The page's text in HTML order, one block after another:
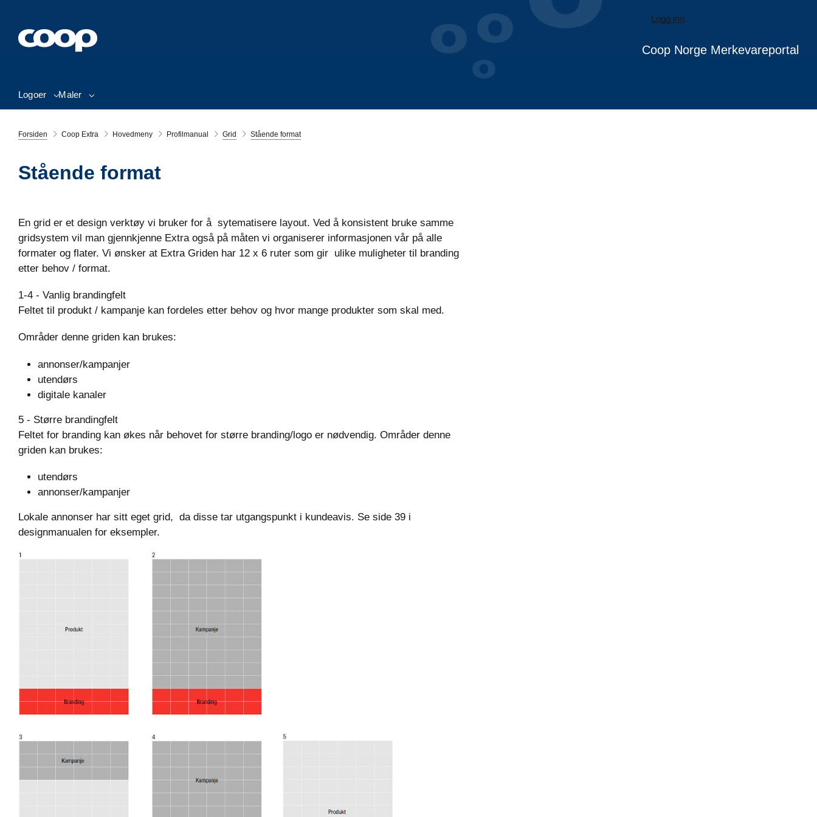
Logg inn
Coop Norge Merkevareportal
Logoer Maler
Forsiden Coop Extra Hovedmeny Profilmanual Grid Stående format
Stående format
En grid er et design verktøy vi bruker for å sytematisere layout. Ved å konsistent bruke samme
gridsystem vil man gjennkjenne Extra også på måten vi organiserer informasjonen vår på alle
formater og flater. Vi ønsker at Extra Griden har 12 x 6 ruter som gir ulike muligheter til branding
etter behov / format.
1-4 - Vanlig brandingfelt
Feltet til produkt / kampanje kan fordeles etter behov og hvor mange produkter som skal med.
Områder denne griden kan brukes:
annonser/kampanjer
utendørs
digitale kanaler
5 - Større brandingfelt
Feltet for branding kan økes når behovet for større branding/logo er nødvendig. Områder denne
griden kan brukes:
utendørs
annonser/kampanjer
Lokale annonser har sitt eget grid, da disse tar utgangspunkt i kundeavis. Se side 39 i
designmanualen for eksempler.